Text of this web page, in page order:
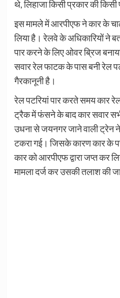
थे, लिहाजा किसी प्रकार की
इस मामले में आरपीएफ ने कार के
लिया है। रेलवे के अधिकारियों ने
पार करने के लिए ओवर ब्रिज
सवार रेल फाटक के पास बनी रेल
गैरकानूनी है।
रेल पटरियां पार करते समय कार
ट्रैक में फंसने के बाद कार सवार
उधना से जयनगर जाने वाली ट्रेन
टकरा गई। जिसके कारण कार के
कार को आरपीएफ द्वारा जप्त कर
मामला दर्ज कर उसकी तलाश की